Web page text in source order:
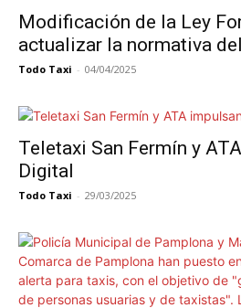
Modificación de la Ley
actualizar la normativa
Todo Taxi - 04/04/2025
Teletaxi San Fermín y
Digital
Todo Taxi - 29/03/2025